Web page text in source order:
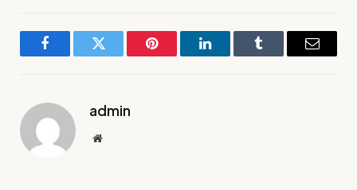
FacebookTwitter Pinterest LinkedInTumblr Email
admin
Website